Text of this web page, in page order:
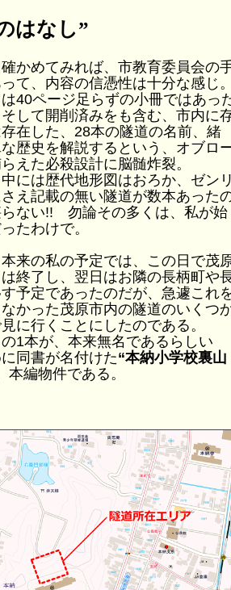
はなし”
かめてみれば、市教育委員会の
て、内容の信憑性は十分な感じ
40ページ足らずの小冊ではあっ
して開削済みをも含む、市内に
在した、28本の隧道の名前、緒
歴史を解説するという、オブロ
えた必殺設計に脳髄炸裂。
には歴代地形図はおろか、ゼン
え記載の無い隧道が数本あった
らない!! 勿論その多くは、私が始
たわけで。
来の私の予定では、この日で茂
終了し、翌日はお隣の長柄町や
予定であったのだが、急遽これ
かった茂原市内の隧道のいくつ
に行くことにしたのである。
1本が、本来無名であるらしい
同書が名付けた“本納小学校裏山
本編物件である。